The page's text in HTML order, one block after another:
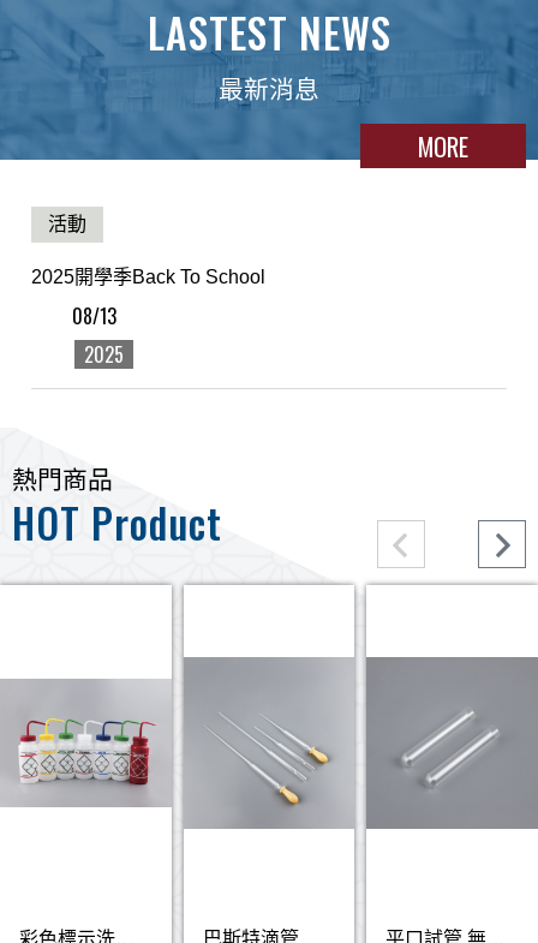
LASTEST NEWS
最新消息
MORE
活動
2025開學季Back To School
08/13
2025
熱門商品
HOT Product
彩色標示洗瓶 Bel-Art
巴斯特滴管
平口試管 無商標 Glassco